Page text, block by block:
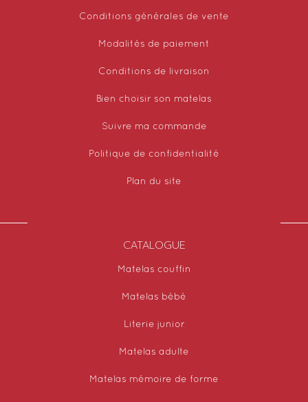
Conditions générales de vente
Modalités de paiement
Conditions de livraison
Bien choisir son matelas
Suivre ma commande
Politique de confidentialité
Plan du site
CATALOGUE
Matelas couffin
Matelas bébé
Literie junior
Matelas adulte
Matelas mémoire de forme